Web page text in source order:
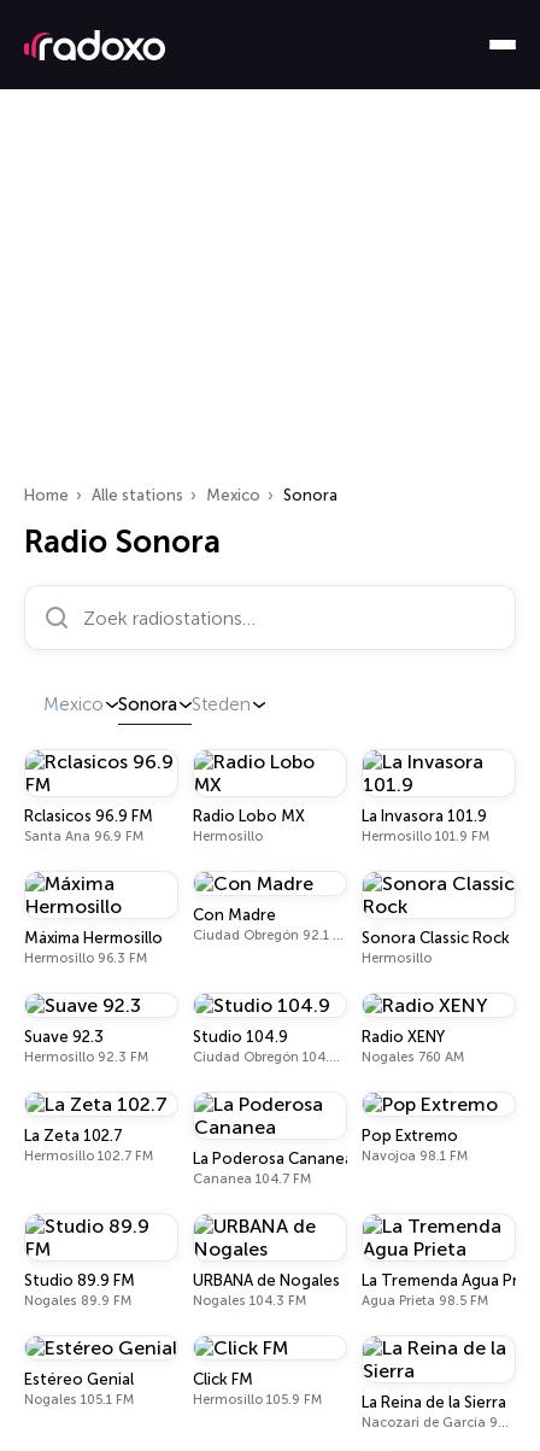
Home Alle stations Mexico Sonora
Radio Sonora
Zoek radiostations…
Mexico Sonora Steden
Rclasicos 96.9 FM
Santa Ana 96.9 FM
Radio Lobo MX
Hermosillo
La Invasora 101.9
Hermosillo 101.9 FM
Máxima Hermosillo
Hermosillo 96.3 FM
Con Madre
Ciudad Obregón 92.1 FM Sonora Classic Rock
Hermosillo
Suave 92.3
Hermosillo 92.3 FM
Studio 104.9
Ciudad Obregón 104.9 FM
Radio XENY
Nogales 760 AM
La Zeta 102.7
Hermosillo 102.7 FM La Poderosa Cananea
Cananea 104.7 FM
Pop Extremo
Navojoa 98.1 FM
Studio 89.9 FM
Nogales 89.9 FM
URBANA de Nogales
Nogales 104.3 FM
La Tremenda Agua
Agua Prieta 98.5 FM
Estéreo Genial
Nogales 105.1 FM
Click FM
Hermosillo 105.9 FM La Reina de la Sierra
Nacozari de García 99.1 FM